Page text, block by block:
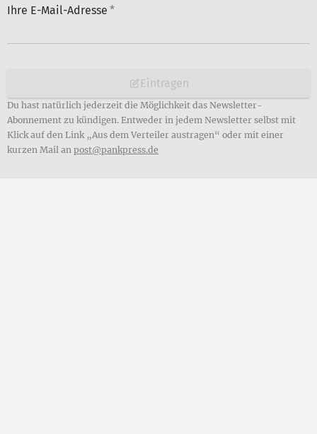
Ihre E-Mail-Adresse *
Eintragen
Du hast natürlich jederzeit die Möglichkeit das Newsletter-
Abonnement zu kündigen. Entweder in jedem Newsletter selbst mit
Klick auf den Link „Aus dem Verteiler austragen“ oder mit einer
kurzen Mail an post@pankpress.de